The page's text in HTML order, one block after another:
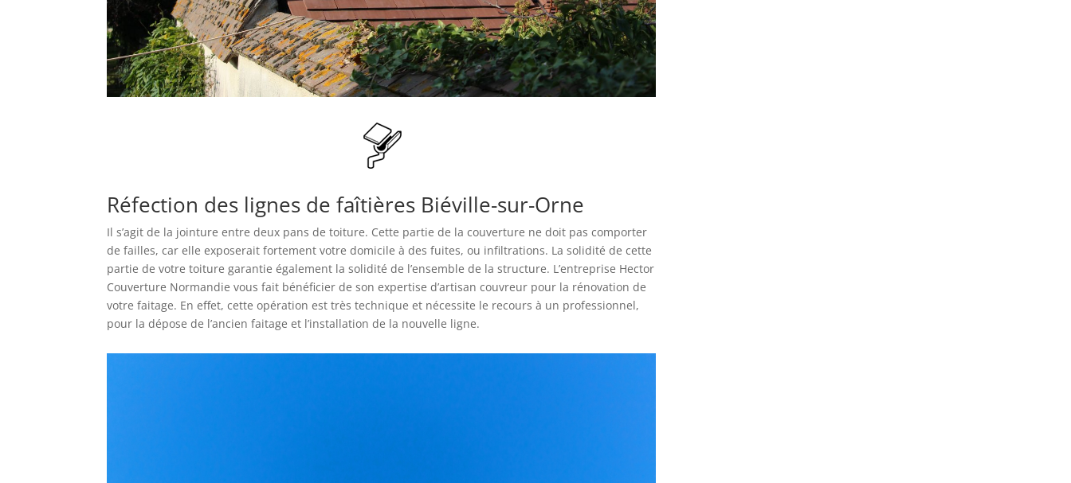
Réfection des lignes de faîtières Biéville-sur-Orne
Il s’agit de la jointure entre deux pans de toiture. Cette partie de la couverture ne doit pas comporter
de failles, car elle exposerait fortement votre domicile à des fuites, ou infiltrations. La solidité de cette
partie de votre toiture garantie également la solidité de l’ensemble de la structure. L’entreprise Hector
Couverture Normandie vous fait bénéficier de son expertise d’artisan couvreur pour la rénovation de
votre faitage. En effet, cette opération est très technique et nécessite le recours à un professionnel,
pour la dépose de l’ancien faitage et l’installation de la nouvelle ligne.